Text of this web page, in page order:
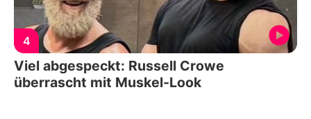
4
Viel abgespeckt: Russell Crowe
überrascht mit Muskel-Look